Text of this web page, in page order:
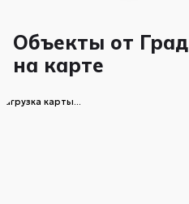
Объекты от
на карте
загрузка карты...